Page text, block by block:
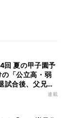
回 夏の甲子園予
「公立高・弱
試合後、父兄
は……
連載